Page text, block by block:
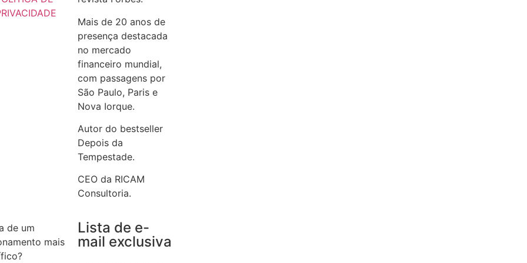
Mais de 20 anos de
presença destacada
no mercado
financeiro mundial,
com passagens por
São Paulo, Paris e
Nova Iorque.
Autor do bestseller
Depois da
Tempestade.
CEO da RICAM
Consultoria.
de um
mais
Lista de e-
mail exclusiva